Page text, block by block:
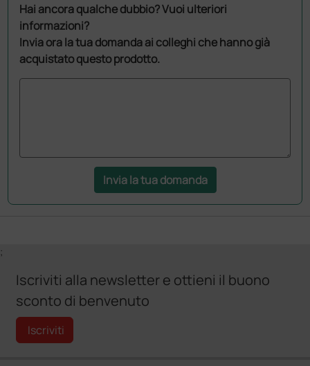
Hai ancora qualche dubbio? Vuoi ulteriori
informazioni?
Invia ora la tua domanda ai colleghi che hanno già
acquistato questo prodotto.
Invia la tua domanda
;
Iscriviti alla newsletter e ottieni il buono
sconto di benvenuto
Iscriviti